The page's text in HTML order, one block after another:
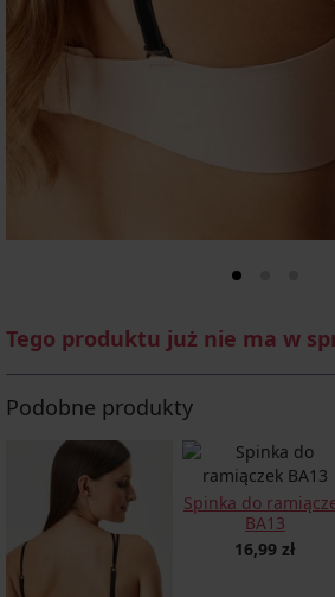
Tego produktu już nie ma w
Podobne produkty
Spinka do
BA13
16,99 zł